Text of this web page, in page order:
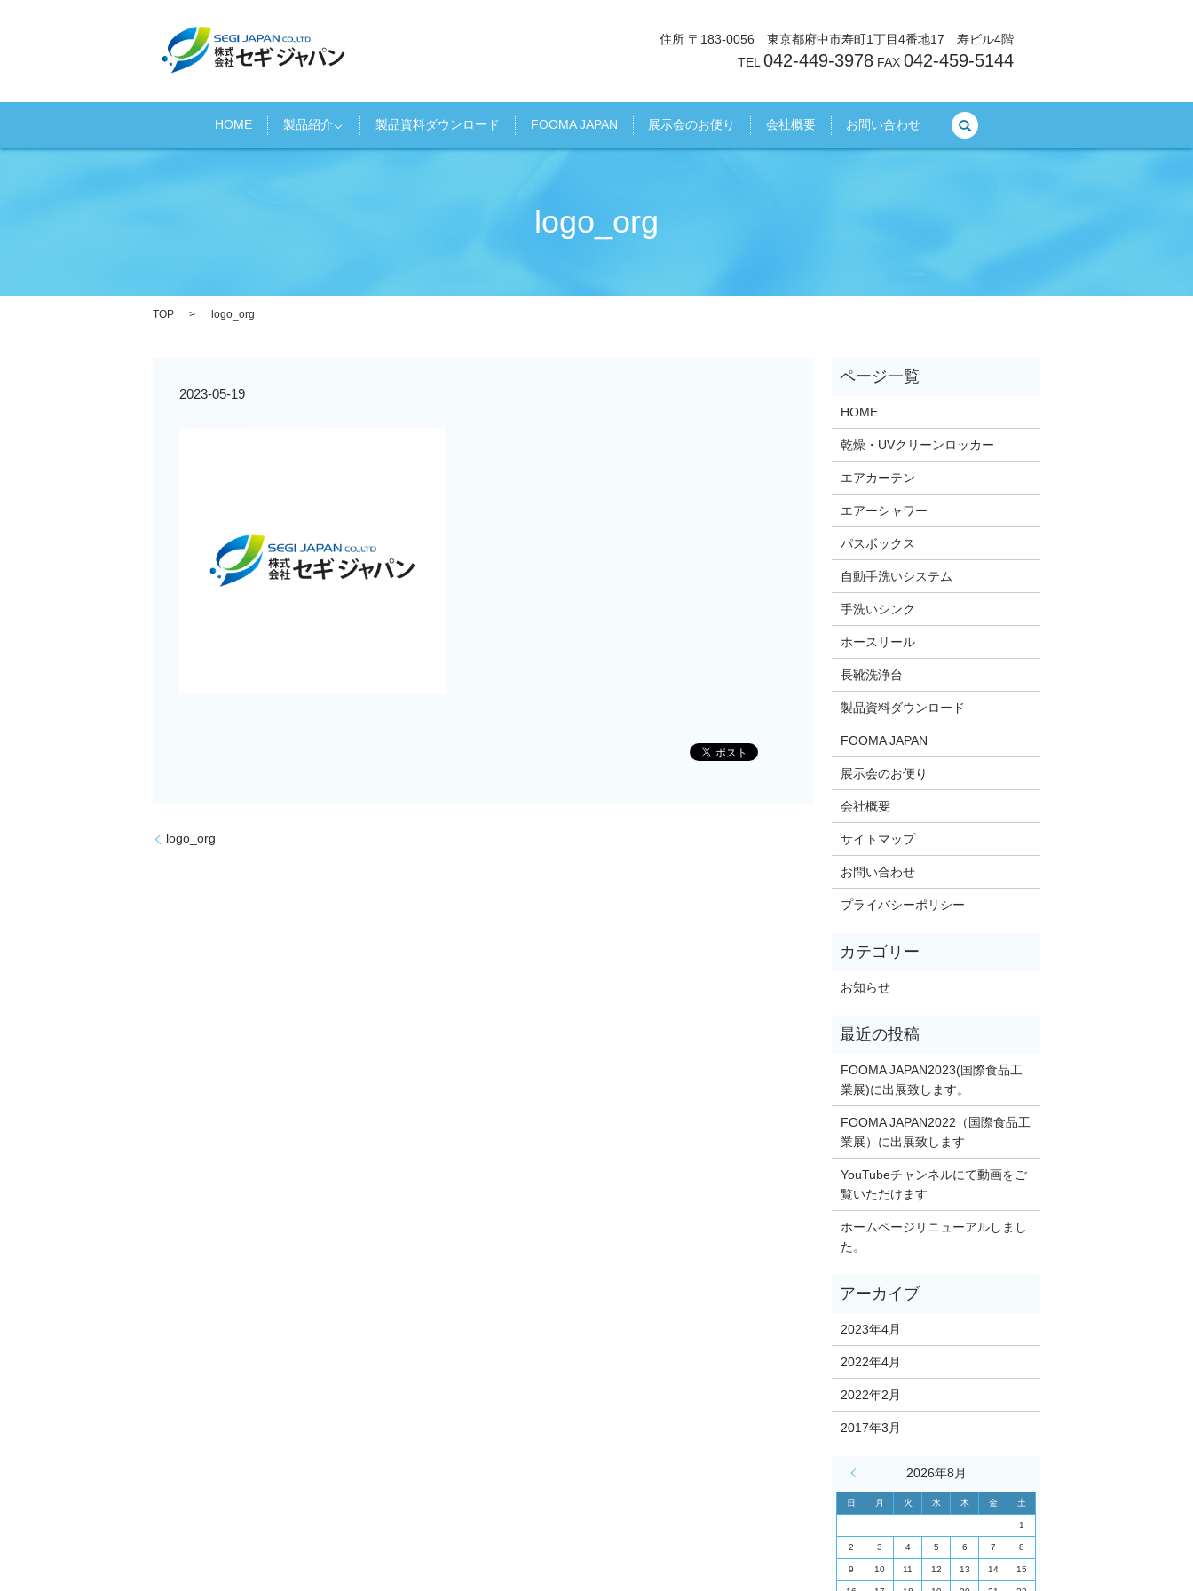
住所 〒183-0056 東京都府中市寿町1丁目4番地17 寿ビル4階
TEL 042-449-3978 FAX 042-459-5144
HOME 製品紹介 製品資料ダウンロード FOOMA JAPAN 展示会のお便り 会社概要 お問い合わせ
logo_org
TOP logo_org
2023-05-19
logo_org
HOME
乾燥・UVクリーンロッカー
エアカーテン
エアーシャワー
パスボックス
自動手洗いシステム
手洗いシンク
ホースリール
長靴洗浄台
製品資料ダウンロード
FOOMA JAPAN
展示会のお便り
会社概要
サイトマップ
お問い合わせ
プライバシーポリシー
お知らせ
FOOMA JAPAN2023(国際食品工
業展)に出展致します。
FOOMA JAPAN2022（国際食品工
業展）に出展致します
YouTubeチャンネルにて動画をご
覧いただけます
ホームページリニューアルしまし
た。
2023年4月
2022年4月
2022年2月
2017年3月
2026年8月
日 月 火 水 木 金 土
1
2 3 4 5 6 7 8
9 10 11 12 13 14 15